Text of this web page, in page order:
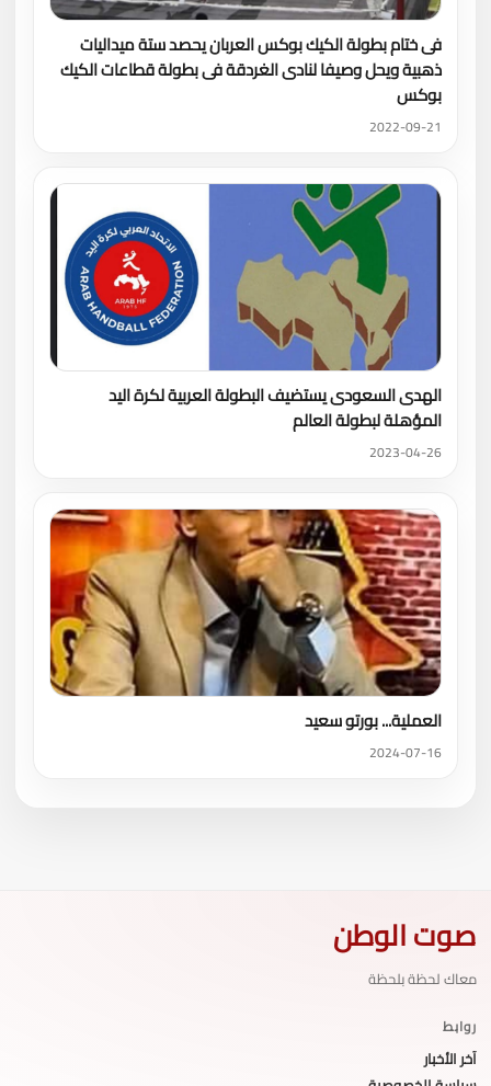
فى ختام بطولة الكيك بوكس العربان يحصد ستة ميداليات
ذهبية ويحل وصيفا لنادى الغردقة فى بطولة قطاعات الكيك
بوكس
2022-09-21
الهدى السعودى يستضيف البطولة العربية لكرة اليد
المؤهلة لبطولة العالم
2023-04-26
العملية... بورتو سعيد
2024-07-16
صوت الوطن
معاك لحظة بلحظة
روابط
آخر الأخبار